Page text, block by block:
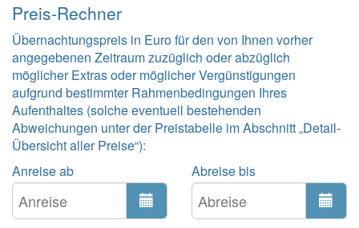
Preis-Rechner
Übernachtungspreis in Euro für den von Ihnen vorher
angegebenen Zeitraum zuzüglich oder abzüglich
möglicher Extras oder möglicher Vergünstigungen
aufgrund bestimmter Rahmenbedingungen Ihres
Aufenthaltes (solche eventuell bestehenden
Abweichungen unter der Preistabelle im Abschnitt „Detail-
Übersicht aller Preise“):
Anreise ab
Abreise bis